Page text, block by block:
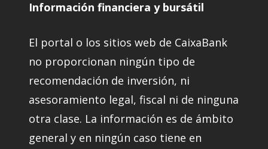
Información financiera y bursátil
El portal o los sitios web de CaixaBank
no proporcionan ningún tipo de
recomendación de inversión, ni
asesoramiento legal, fiscal ni de ninguna
otra clase. La información es de ámbito
general y en ningún caso tiene en